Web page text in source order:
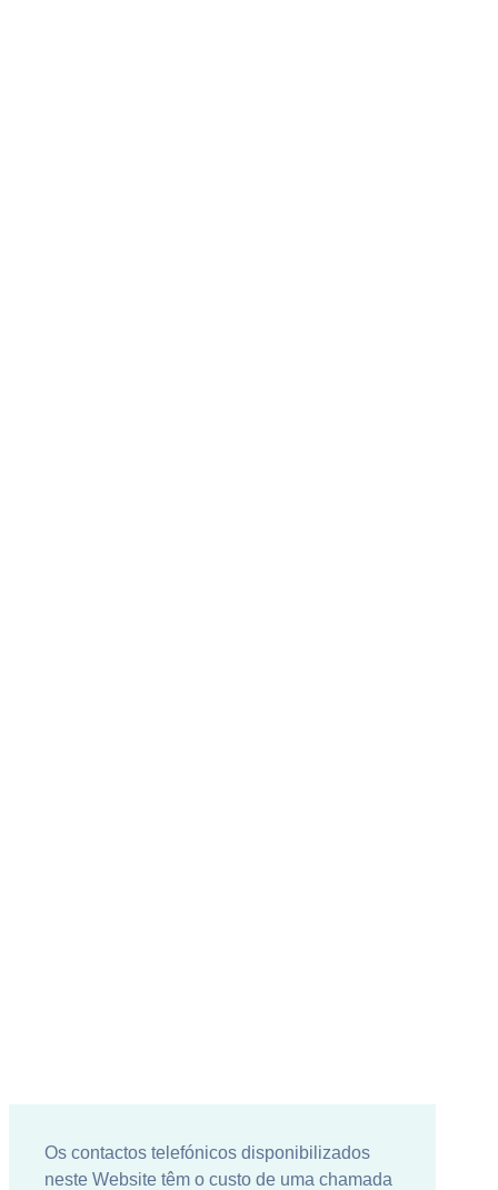
Os contactos telefónicos disponibilizados
neste Website têm o custo de uma chamada